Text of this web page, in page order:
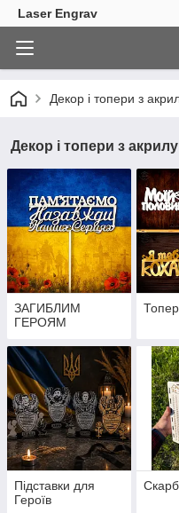
Laser Engrav
Декор і топери з
Декор і топери з
ЗАГИБЛИМ
ГЕРОЯМ
Підставки для
Героїв